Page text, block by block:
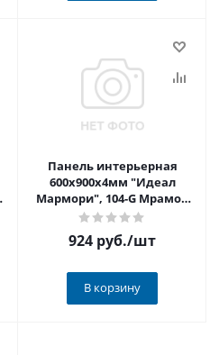
Панель интерьерная
600х900х4мм "Идеал
Мармори", 104-G Мрамор
сахара глянцевый
924 руб./шт
В корзину